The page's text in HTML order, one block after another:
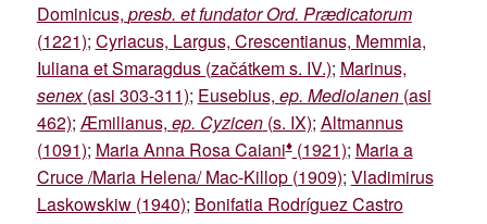
Dominicus, presb. et fundator Ord. Prædicatorum
(1221); Cyriacus, Largus, Crescentianus, Memmia,
Iuliana et Smaragdus (začátkem s. IV.); Marinus,
senex(asi 303-311); Eusebius, ep. Mediolanen(asi
462); Æmilianus, ep. Cyzicen(s. IX); Altmannus
(1091); Maria Anna Rosa Caiani♦(1921); Maria a
Cruce /Maria Helena/ Mac-Killop (1909); Vladimirus
Laskowskiw (1940); Bonifatia Rodríguez Castro